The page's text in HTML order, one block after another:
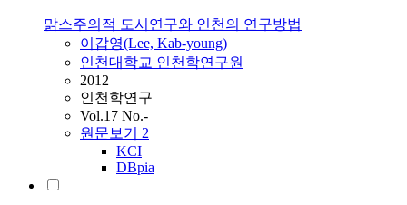
맑스주의적 도시연구와 인천의 연구방법
이갑영(Lee, Kab-young)
인천대학교 인천학연구원
2012
인천학연구
Vol.17 No.-
원문보기 2
KCI
DBpia